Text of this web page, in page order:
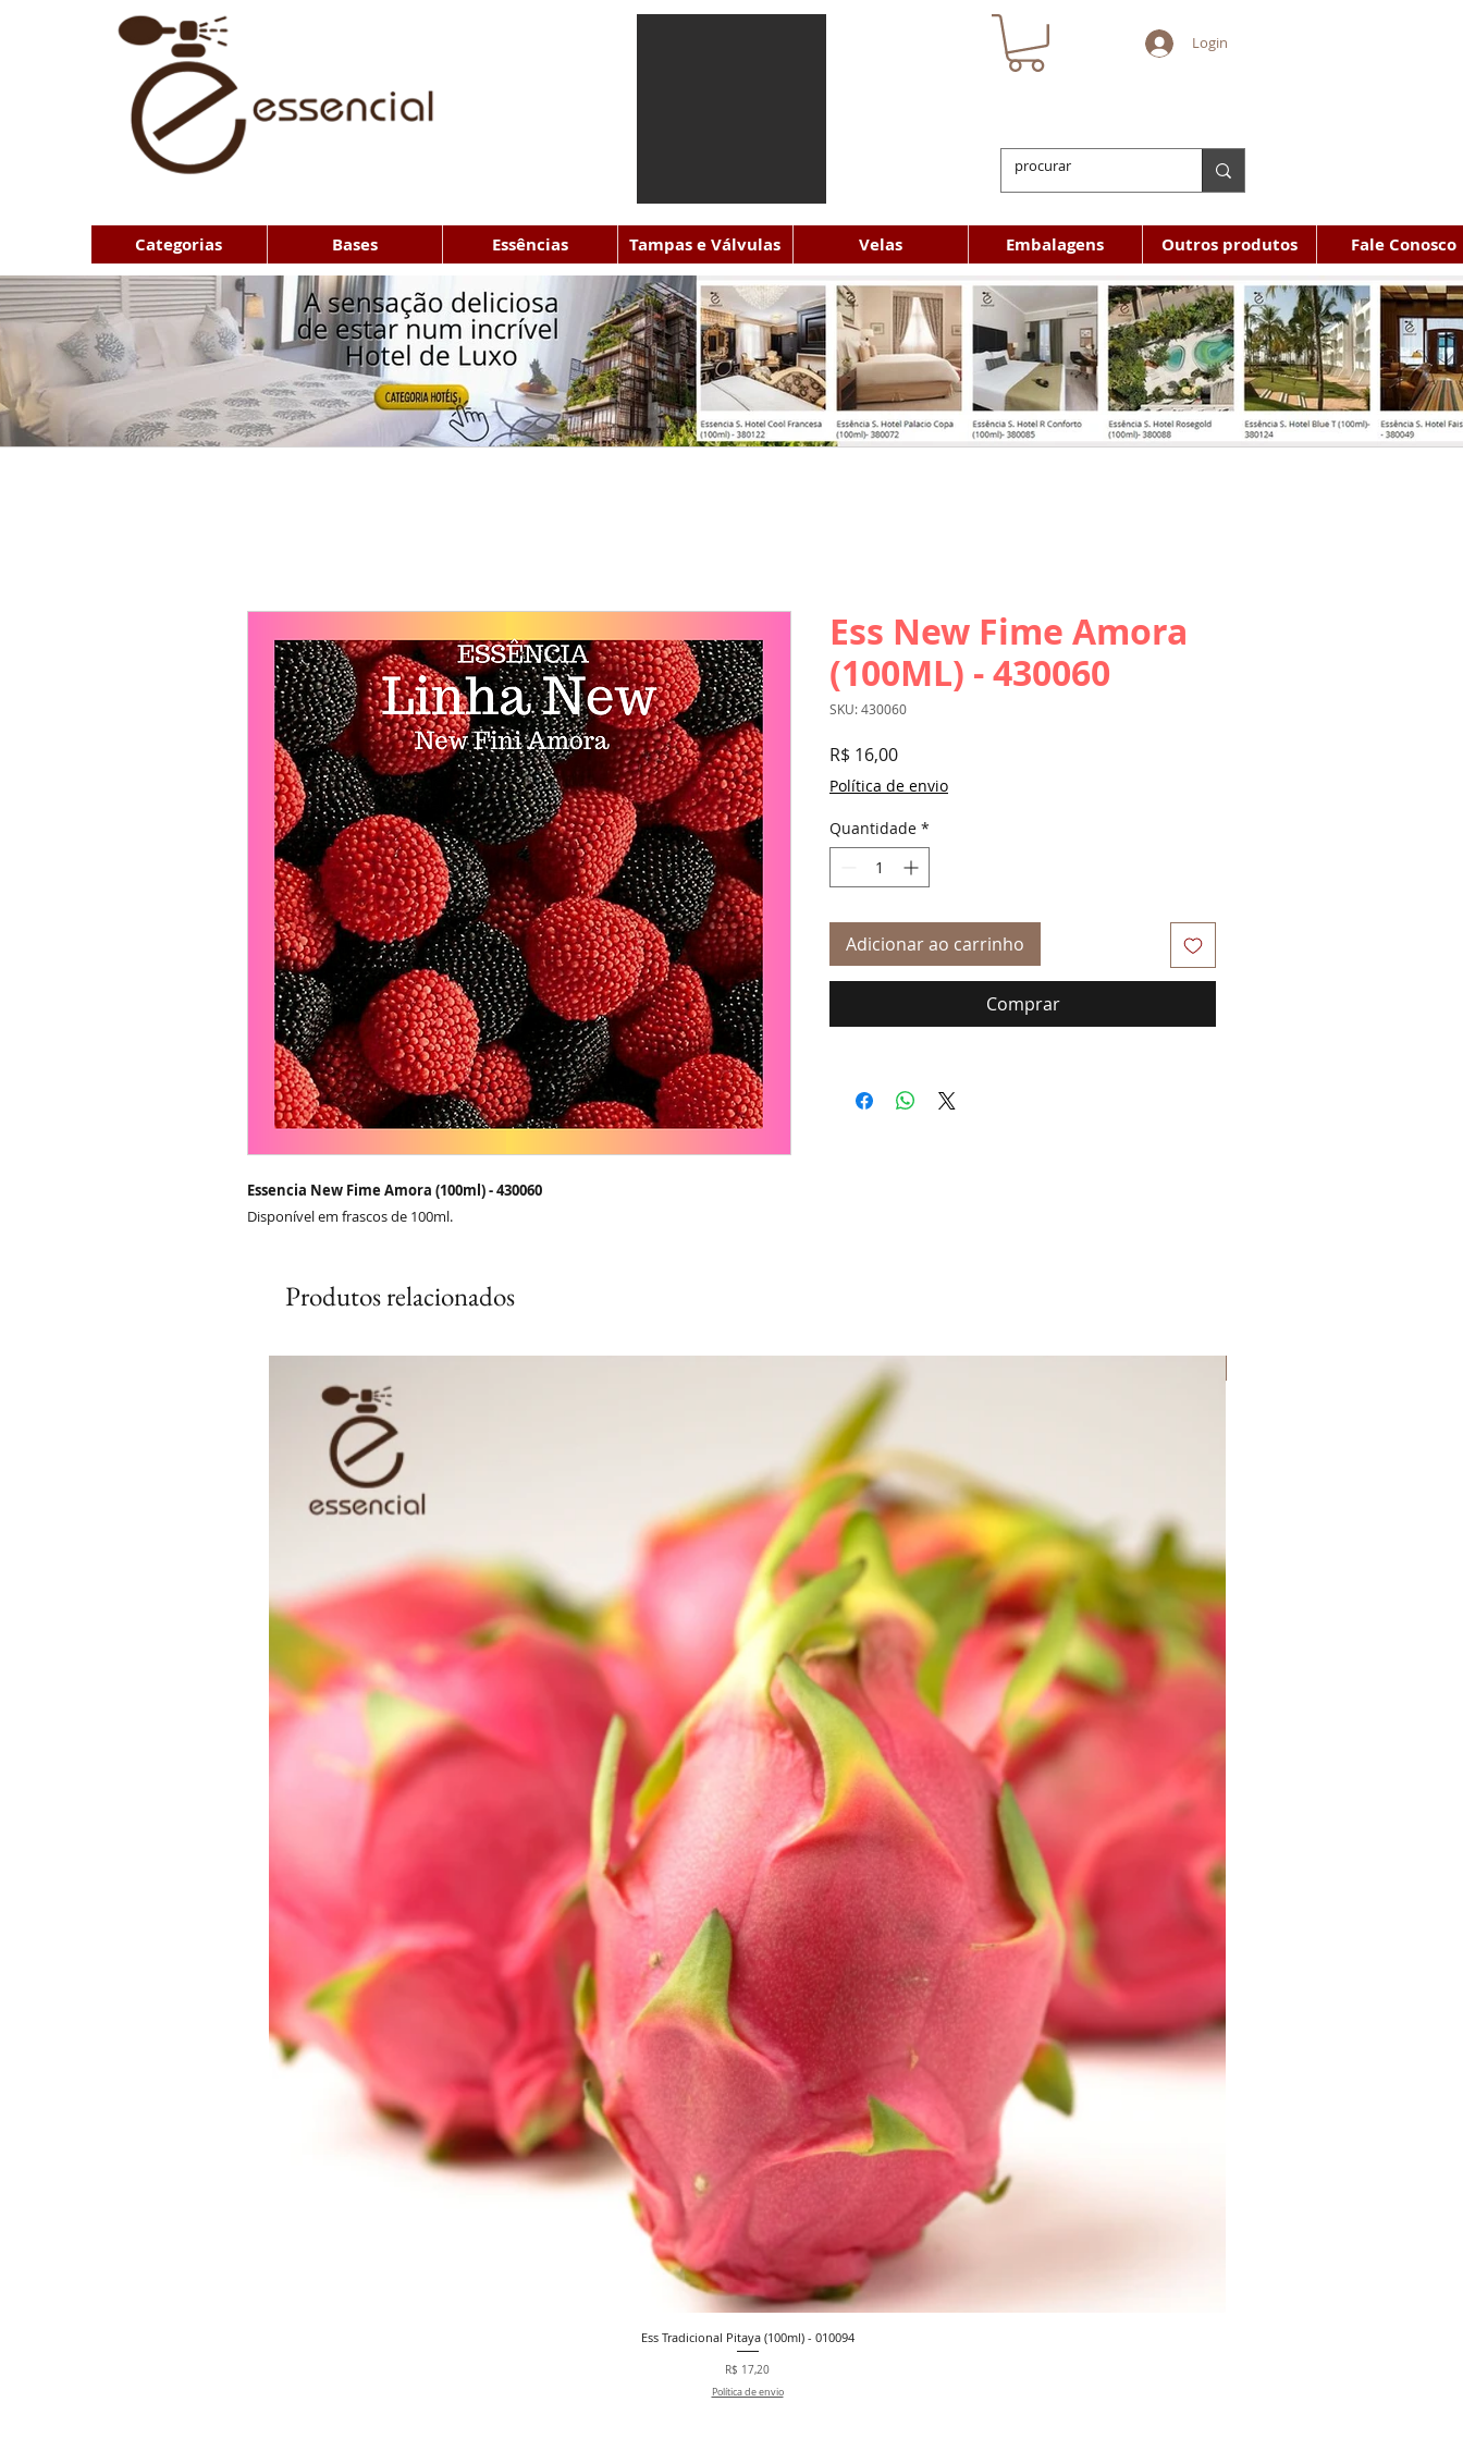
Login
Categorias Bases Essências Tampas e Válvulas Velas Embalagens Outros produtos Fale Conosco
Essencia New Fime Amora (100ml) - 430060
Disponível em frascos de 100ml.
Ess New Fime Amora
(100ML) - 430060
SKU: 430060
R$ 16,00Preço
Política de envio
Quantidade *
Adicionar ao carrinho
Comprar
Produtos relacionados
Visualização rápida
Ess Tradicional Pitaya (100ml) - 010094
Preço
R$ 17,20
Política de envio